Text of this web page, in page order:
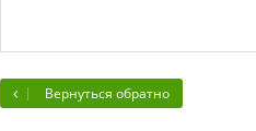
Вернуться обратно